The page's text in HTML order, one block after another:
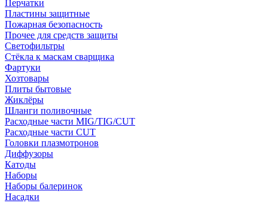
Перчатки
Пластины защитные
Пожарная безопасность
Прочее для средств защиты
Светофильтры
Стёкла к маскам сварщика
Фартуки
Хозтовары
Плиты бытовые
Жиклёры
Шланги поливочные
Расходные части MIG/TIG/CUT
Расходные части CUT
Головки плазмотронов
Диффузоры
Катоды
Наборы
Наборы балеринок
Насадки